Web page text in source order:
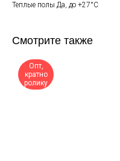
Теплые полы Да, до +27°С
Смотрите также
Опт,
кратно
ролику